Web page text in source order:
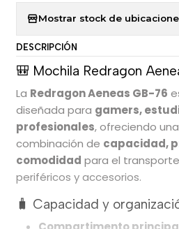
Mostrar stock de
DESCRIPCIÓN
🎒 Mochila Redragon
La Redragon Aeneas GB-76
diseñada para gamers,
profesionales, ofreciendo
combinación de capacidad,
comodidad para el
periféricos y accesorios.
🧳 Capacidad y